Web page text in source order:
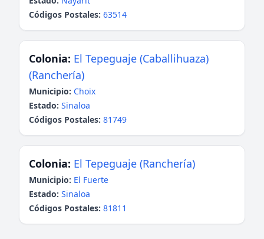
Códigos Postales: 63514
Colonia: El Tepeguaje (Caballihuaza)
(Ranchería)
Municipio: Choix
Estado: Sinaloa
Códigos Postales: 81749
Colonia: El Tepeguaje (Ranchería)
Municipio: El Fuerte
Estado: Sinaloa
Códigos Postales: 81811